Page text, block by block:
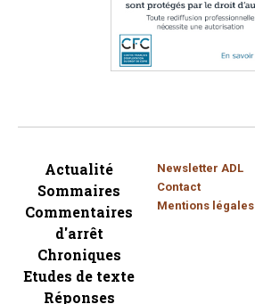
Actualité
Sommaires
Commentaires
d'arrêt
Chroniques
Etudes de texte
Réponses
Newsletter ADL
Contact
Mentions légales